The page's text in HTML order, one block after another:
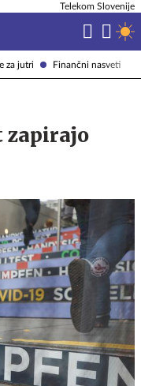
za jutri Finančni nasveti
Telekom Slovenije
zapirajo